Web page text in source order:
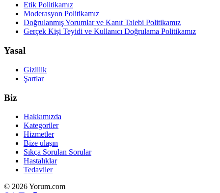
Etik Politikamız
Moderasyon Politikamız
Doğrulanmış Yorumlar ve Kanıt Talebi Politikamız
Gerçek Kişi Teyidi ve Kullanıcı Doğrulama Politikamız
Yasal
Gizlilik
Şartlar
Biz
Hakkımızda
Kategoriler
Hizmetler
Bize ulaşın
Sıkça Sorulan Sorular
Hastalıklar
Tedaviler
© 2026 Yorum.com